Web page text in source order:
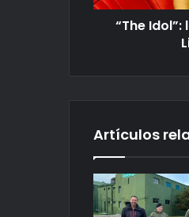
“The Idol”:
Artículos